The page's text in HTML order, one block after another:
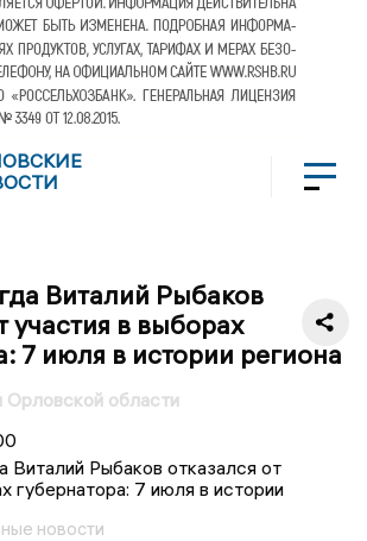
Виталий Рыбаков
участия в выборах
7 июля в истории региона
Орловской области
новости